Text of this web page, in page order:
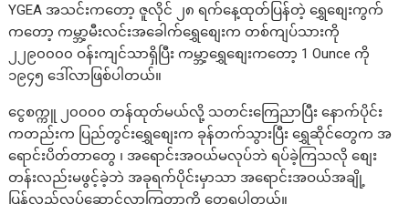
YGEA အသင်းကတော့ ဇူလိုင် ၂၈ ရက်နေ့ထုတ်ပြန်တဲ့ ရွှေစျေးကွက်
ကတော့ ကမ္ဘာ့မီးလင်းအခေါက်ရွှေစျေးက တစ်ကျပ်သားကို
၂၂၉၀၀၀၀ ဝန်းကျင်သာရှိပြီး ကမ္ဘာ့ရွှေစျေးကတော့ 1 Ounce ကို
၁၉၄၅ ဒေါ်လာဖြစ်ပါတယ်။
ငွေစက္ကူ ၂၀၀၀၀ တန်ထုတ်မယ်လို့ သတင်းကြေညာပြီး နောက်ပိုင်း
ကတည်းက ပြည်တွင်းရွှေစျေးက ခုန်တက်သွားပြီး ရွှေဆိုင်တွေက အ
ရောင်းပိတ်တာတွေ ၊ အရောင်းအဝယ်မလုပ်ဘဲ ရပ်ခဲ့ကြသလို စျေး
တန်းလည်းမဖွင့်ခဲ့ဘဲ အခုရက်ပိုင်းမှာသာ အရောင်းအဝယ်အချို့
ပြန်လည်လုပ်ဆောင်လာကြတာကို တွေ့ရပါတယ်။